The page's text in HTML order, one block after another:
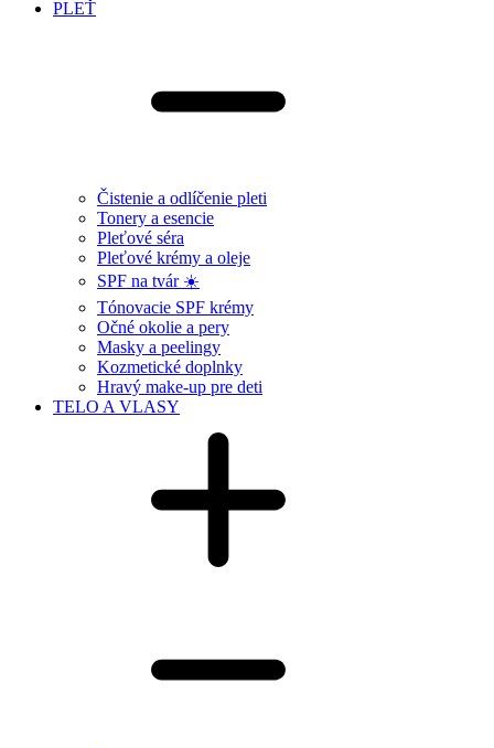
PLEŤ
Čistenie a odlíčenie pleti
Tonery a esencie
Pleťové séra
Pleťové krémy a oleje
SPF na tvár ☀️
Tónovacie SPF krémy
Očné okolie a pery
Masky a peelingy
Kozmetické doplnky
Hravý make-up pre deti
TELO A VLASY